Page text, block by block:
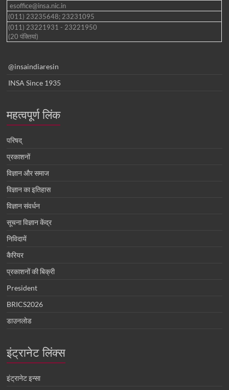
esoffice@insa.nic.in
(011) 23235648; 23231095
(011) 23221931 - 23221950
(20 पंक्तियां)
@insaindiaresin
INSA Since 1935
महत्वपूर्ण लिंक
परिषद्
प्रकाशनों
विज्ञान और समाज
विज्ञान का इतिहास
विज्ञान संवर्धन
सूचना विज्ञान केंद्र
निविदायें
कैरियर
प्रकाशनों की बिक्री
President
BRICS2026
डाउनलोड
इंट्रानेट लिंक्स
इंट्रानेट इन्सा